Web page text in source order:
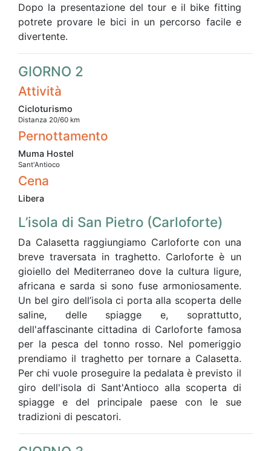
Dopo la presentazione del tour e il bike fitting
potrete provare le bici in un percorso facile e
divertente.
GIORNO 2
Attività
Cicloturismo
Distanza 20/60 km
Pernottamento
Muma Hostel
Sant'Antioco
Cena
Libera
L’isola di San Pietro (Carloforte)
Da Calasetta raggiungiamo Carloforte con una
breve traversata in traghetto. Carloforte è un
gioiello del Mediterraneo dove la cultura ligure,
africana e sarda si sono fuse armoniosamente.
Un bel giro dell’isola ci porta alla scoperta delle
saline, delle spiagge e, soprattutto,
dell'affascinante cittadina di Carloforte famosa
per la pesca del tonno rosso. Nel pomeriggio
prendiamo il traghetto per tornare a Calasetta.
Per chi vuole proseguire la pedalata è previsto il
giro dell'isola di Sant'Antioco alla scoperta di
spiagge e del principale paese con le sue
tradizioni di pescatori.